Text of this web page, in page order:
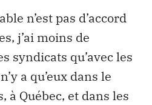
n’est pas d’accord
j’ai moins de
syndicats qu’avec les
a qu’eux dans le
à Québec, et dans les